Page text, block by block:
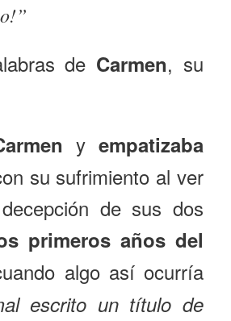
de Carmen, su
y empatizaba
su sufrimiento al ver
de sus dos
primeros años del
algo así ocurría
escrito un título de